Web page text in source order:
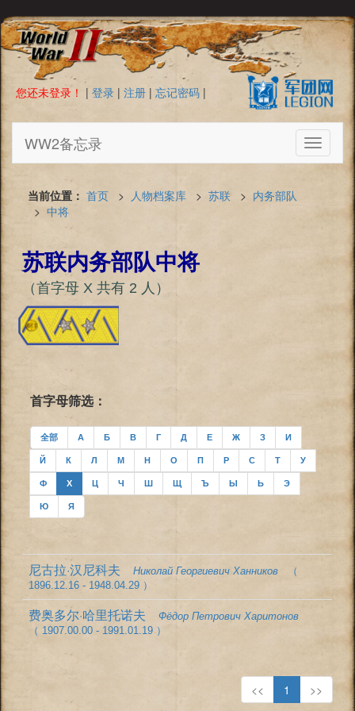
您还未登录！ | 登录 | 注册 | 忘记密码 |
Toggle
WW2备忘录
当前位置： 首页 > 人物档案库 > 苏联 > 内务部队
> 中将
苏联内务部队中将
（首字母 Х 共有 2 人）
首字母筛选：
全部 А Б В Г Д Е Ж З И
Й К Л М Н О П Р С Т У
Ф Х Ц Ч Ш Щ Ъ Ы Ь Э
Ю Я
尼古拉·汉尼科夫Николай Георгиевич Ханников
（
1896.12.16 - 1948.04.29 ）
费奥多尔·哈里托诺夫Фёдор Петрович Харитонов
（ 1907.00.00 - 1991.01.19 ）
<< 1 >>